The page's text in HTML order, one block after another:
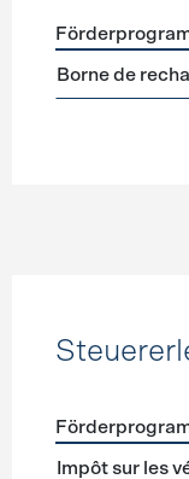
Borne de
Impôt sur les